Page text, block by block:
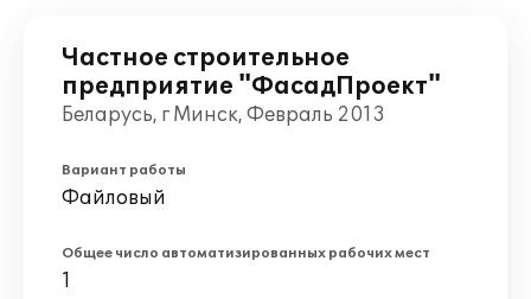
Частное строительное
предприятие "ФасадПроект"
Беларусь, г Минск, Февраль 2013
Вариант работы
Файловый
Общее число автоматизированных рабочих мест
1